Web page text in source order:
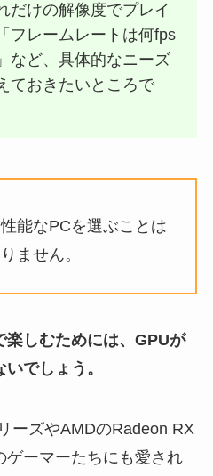
だけの解像度でプレイ
フレームレートは何fps
など、具体的なニーズ
ておきたいところで
能なPCを選ぶことは
ません。
楽しむためには、GPUが
でしょう。
ーズやAMDのRadeon RX
ゲーマーたちにも愛され